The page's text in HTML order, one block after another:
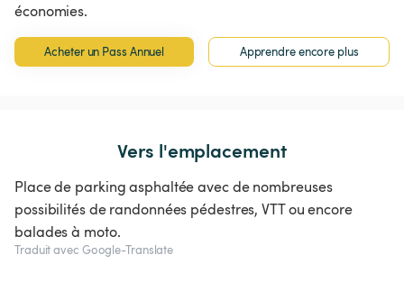
économies.
Acheter un Pass Annuel Apprendre encore plus
Vers l'emplacement
Place de parking asphaltée avec de nombreuses
possibilités de randonnées pédestres, VTT ou encore
balades à moto.
Traduit avec Google-Translate